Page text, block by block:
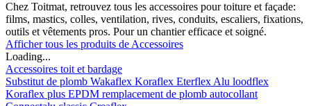
Chez Toitmat, retrouvez tous les accessoires pour toiture et façade:
films, mastics, colles, ventilation, rives, conduits, escaliers, fixations,
outils et vêtements pros. Pour un chantier efficace et soigné.
Afficher tous les produits de Accessoires
Loading...
Accessoires toit et bardage
Substitut de plomb Wakaflex Koraflex Eterflex Alu loodflex
Koraflex plus EPDM remplacement de plomb autocollant